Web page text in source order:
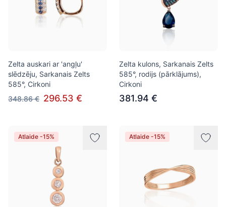
Zelta auskari ar 'angļu'
slēdzēju, Sarkanais Zelts
585°, Cirkoni
348.86 € 296.53 €
Zelta kulons, Sarkanais Zelts
585°, rodijs (pārklājums),
Cirkoni
381.94 €
Atlaide -15% Atlaide -15%